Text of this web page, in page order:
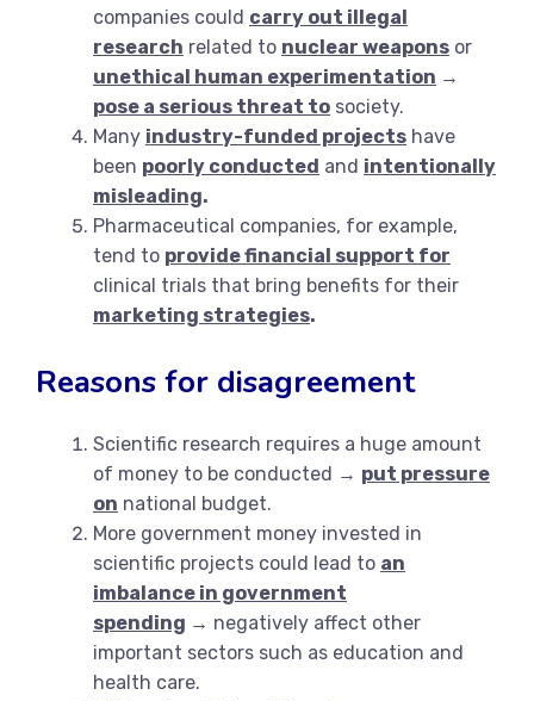
companies could carry out illegal
research related to nuclear weapons or
unethical human experimentation →
pose a serious threat to society.
Many industry-funded projects have
been poorly conducted and intentionally
misleading.
Pharmaceutical companies, for example,
tend to provide financial support for
clinical trials that bring benefits for their
marketing strategies.
Reasons for disagreement
Scientific research requires a huge amount
of money to be conducted → put pressure
on national budget.
More government money invested in
scientific projects could lead to an
imbalance in government
spending → negatively affect other
important sectors such as education and
health care.